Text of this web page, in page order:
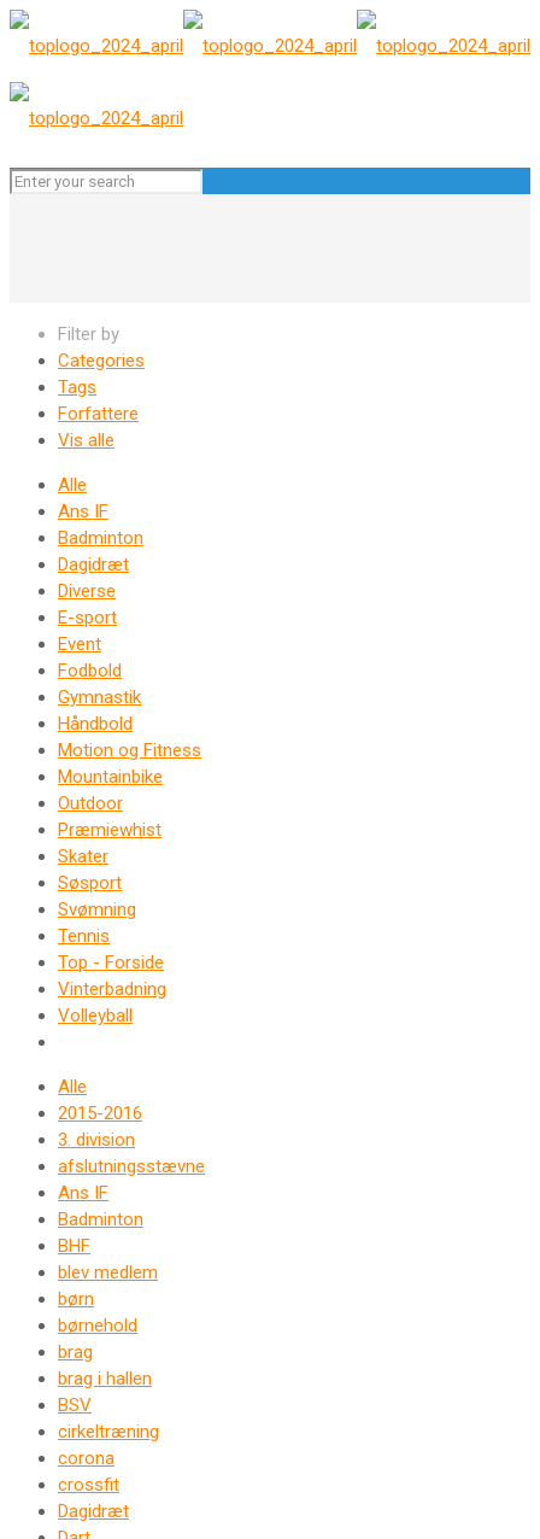
Filter by
Categories
Tags
Forfattere
Vis alle
Alle
Ans IF
Badminton
Dagidræt
Diverse
E-sport
Event
Fodbold
Gymnastik
Håndbold
Motion og Fitness
Mountainbike
Outdoor
Præmiewhist
Skater
Søsport
Svømning
Tennis
Top - Forside
Vinterbadning
Volleyball
Alle
2015-2016
3. division
afslutningsstævne
Ans IF
Badminton
BHF
blev medlem
børn
børnehold
brag
brag i hallen
BSV
cirkeltræning
corona
crossfit
Dagidræt